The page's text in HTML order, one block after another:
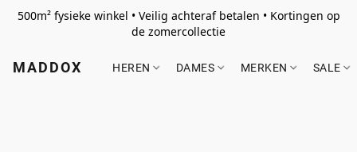
500m² fysieke winkel • Veilig achteraf betalen • Kortingen op
de zomercollectie
MADDOX HEREN DAMES MERKEN SALE